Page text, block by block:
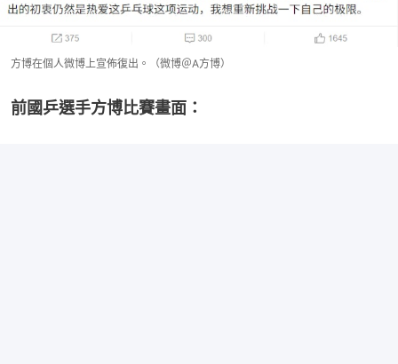
方博在個人微博上宣佈復出。（微博＠A方博）
前國乒選手方博比賽畫面：